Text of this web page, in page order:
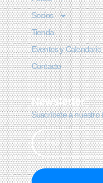
Socios
Tienda
Eventos y Calendario
Contacto
Newsletter
Suscríbete a nuestro